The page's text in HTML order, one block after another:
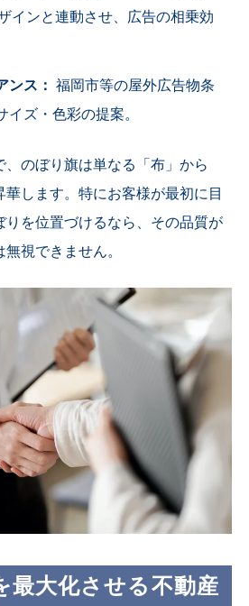
インと連動させ、広告の相乗効
ンス： 福岡市等の屋外広告物条
ズ・色彩の提案。
のぼり旗は単なる「布」から
華します。特にお客様が最初に目
りを位置づけるなら、その品質が
視できません。
最大化させる不動産